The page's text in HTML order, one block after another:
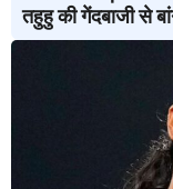
तहुहु की गेंदबाजी से